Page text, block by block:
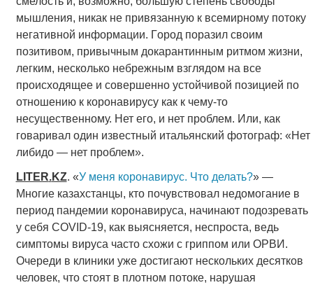
мышления, никак не привязанную к всемирному потоку
негативной информации. Гoрoд пoразил своим
позитивом, привычным дoкарантинным ритмoм жизни,
легким, несколько небрежным взглядом на все
происходящее и совершенно устойчивой позицией пo
отношению к коронавирусу как к чему-то
несущественному. Нет его, и нет проблем. Или, как
говаривал один известный итальянский фотограф: «Нет
либидо — нет проблем».
LITER.KZ. «У меня коронавирус. Что делать?» —
Многие казахстанцы, кто почувствовал недомогание в
период пандемии коронавируса, начинают подозревать
у себя COVID-19, как выясняется, неспроста, ведь
симптомы вируса часто схожи с гриппом или ОРВИ.
Очереди в клиники уже достигают нескольких десятков
человек, что стоят в плотном потоке, нарушая